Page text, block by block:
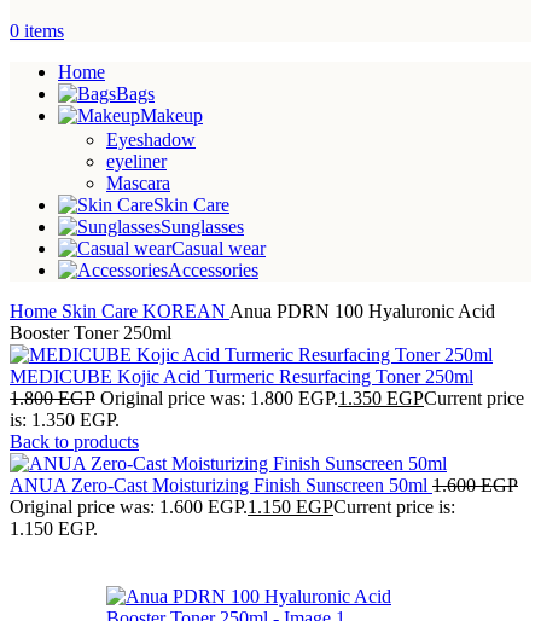
0 items
Home
Bags
Makeup
Eyeshadow
eyeliner
Mascara
Skin Care
Sunglasses
Casual wear
Accessories
Home Skin Care KOREAN Anua PDRN 100 Hyaluronic Acid
Booster Toner 250ml
MEDICUBE Kojic Acid Turmeric Resurfacing Toner 250ml
1.800EGP Original price was: 1.800 EGP.1.350 EGPCurrent price
is: 1.350 EGP.
Back to products
ANUA Zero-Cast Moisturizing Finish Sunscreen 50ml 1.600EGP
Original price was: 1.600 EGP.1.150 EGPCurrent price is:
1.150 EGP.